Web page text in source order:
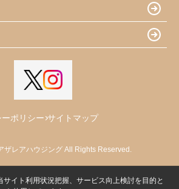
ポリシー サイトマップ
ザレアハウジング All Rights Reserved.
サイト利用状況把握、サービス向上検討を目的と